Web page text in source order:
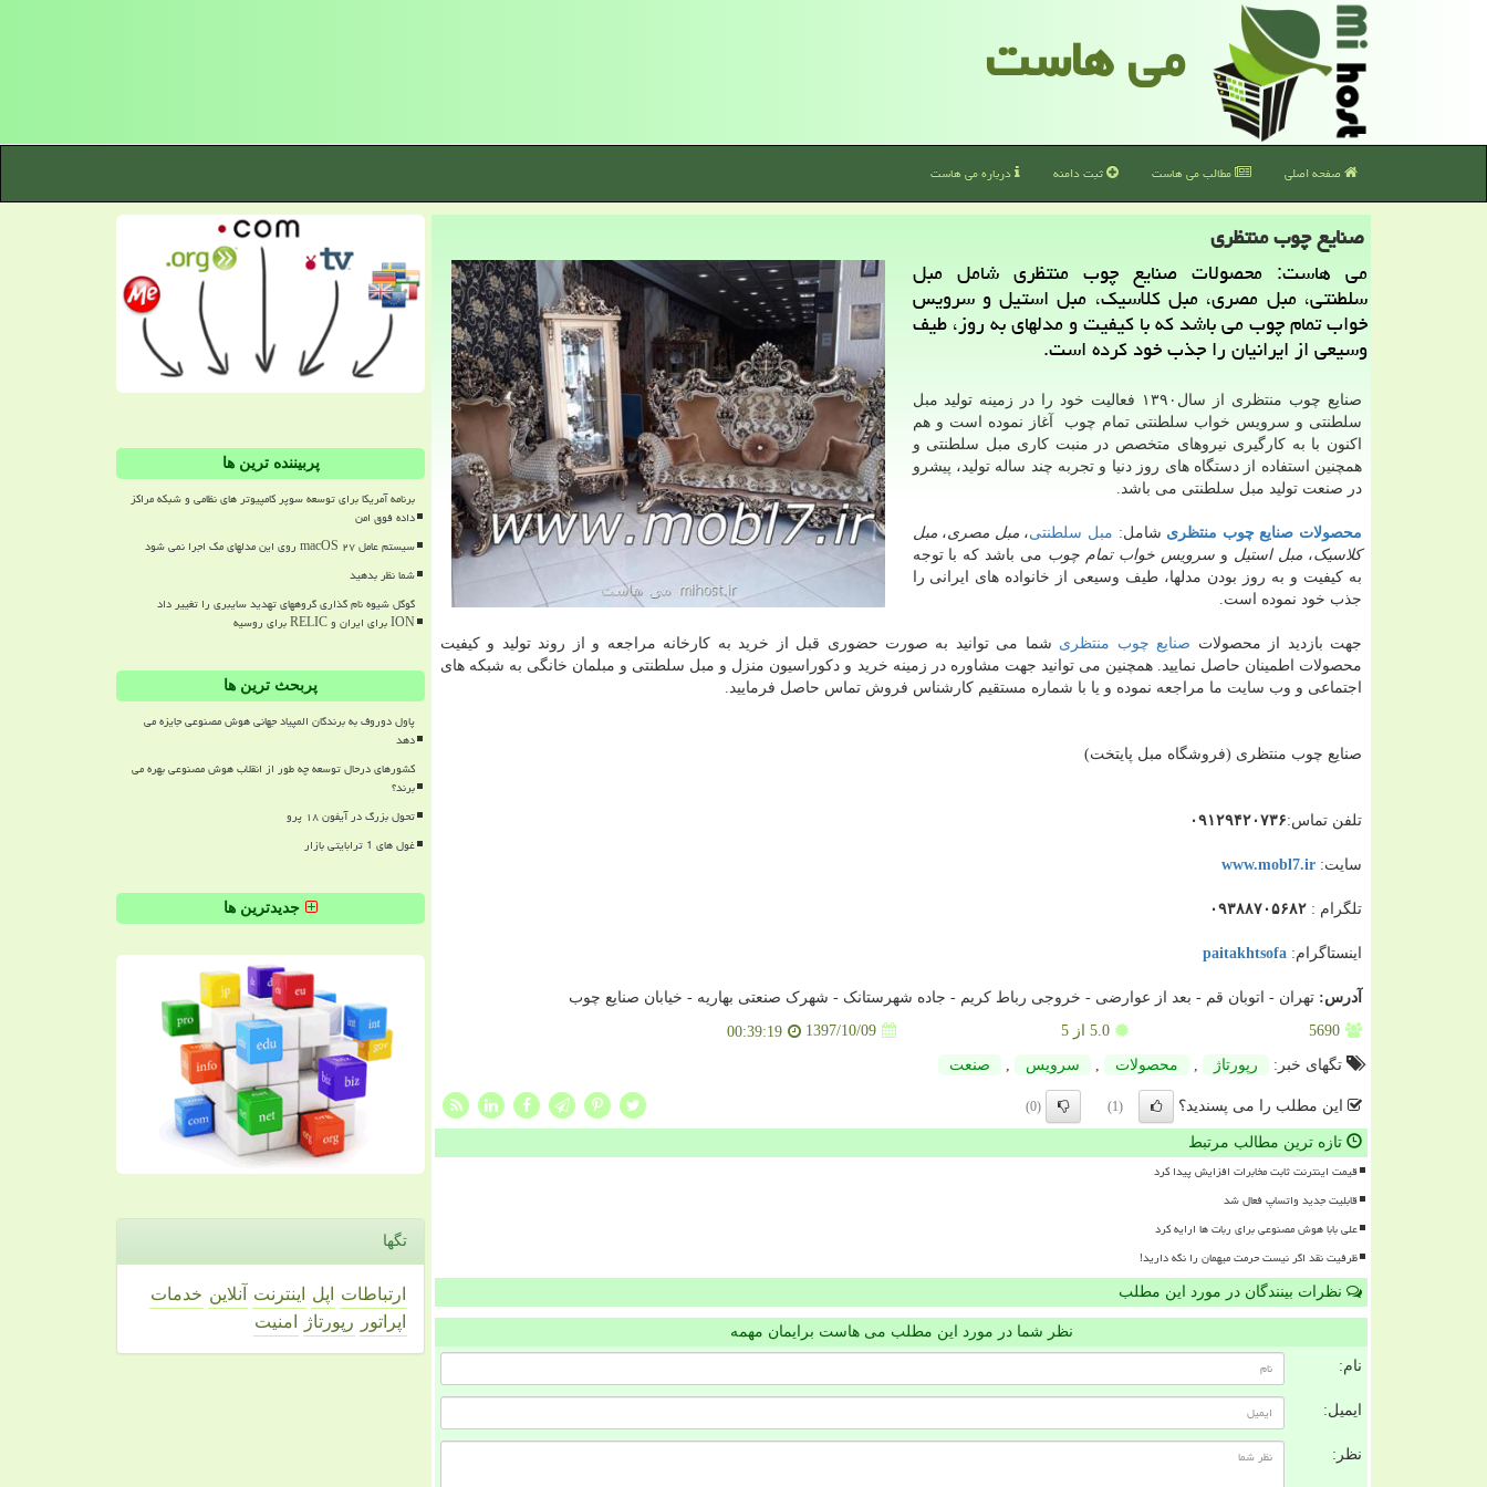
می هاست
صفحه اصلی مطالب می هاست ثبت دامنه درباره می هاست
صنایع چوب منتظری
می هاست: محصولات صنایع چوب منتظری شامل مبل
سلطنتی، مبل مصری، مبل كلاسیك، مبل استیل و سرویس
خواب تمام چوب می باشد كه با كیفیت و مدلهای به روز، طیف
وسیعی از ایرانیان را جذب خود كرده است.
صنایع چوب منتظری از سال١٣٩٠ فعالیت خود را در زمینه تولید مبل
سلطنتی و سرویس خواب سلطنتی تمام چوب آغاز نموده است و هم
اکنون با به کارگیری نیروهای متخصص در منبت کاری مبل سلطنتی و
همچنین استفاده از دستگاه های روز دنیا و تجربه چند ساله تولید، پیشرو
در صنعت تولید مبل سلطنتی می باشد.
محصولات صنایع چوب منتظری شامل: مبل سلطنتی،مبل مصری،مبل
کلاسیک، مبل استیل و سرویس خواب تمام چوب می باشد که با توجه
به کیفیت و به روز بودن مدلها، طیف وسیعی از خانواده های ایرانی را
جذب خود نموده است.
جهت بازدید از محصولات صنایع چوب منتظری شما می توانید به صورت حضوری قبل از خرید به کارخانه مراجعه و از روند تولید و کیفیت
محصولات اطمینان حاصل نمایید. همچنین می توانید جهت مشاوره در زمینه خرید و دکوراسیون منزل و مبل سلطنتی و مبلمان خانگی به شبکه های
اجتماعی و وب سایت ما مراجعه نموده و یا با شماره مستقیم کارشناس فروش تماس حاصل فرمایید.
صنایع چوب منتظری (فروشگاه مبل پایتخت)
تلفن تماس:۰۹۱۲۹۴۲۰۷۳۶
سایت: www.mobl7.ir
تلگرام : ۰۹۳۸۸۷۰۵۶۸۲
اینستاگرام: paitakhtsofa
آدرس: تهران - اتوبان قم - بعد از عوارضی - خروجی رباط کریم - جاده شهرستانک - شهرک صنعتی بهاریه - خیابان صنایع چوب
5690
5.0از 5 1397/10/09
00:39:19
تگهای خبر:
رپورتاژ محصولات سرویس صنعت
این مطلب را می پسندید؟ (1)
(0)
تازه ترین مطالب مرتبط
قیمت اینترنت ثابت مخابرات افزایش پیدا کرد
قابلیت جدید واتساپ فعال شد
علی بابا هوش مصنوعی برای ربات ها ارایه کرد
ظرفیت نقد اگر نیست حرمت میهمان را نگه دارید!
نظرات بینندگان در مورد این مطلب
نظر شما در مورد این مطلب می هاست برایمان مهمه
نام:
ایمیل:
نظر:
پربیننده ترین ها
برنامه آمریکا برای توسعه سوپر کامپیوتر های نظامی و شبکه مراکز
داده فوق امن
سیستم عامل macOS ۲۷ روی این مدلهای مک اجرا نمی شود
شما نظر بدهید
گوگل شیوه نام گذاری گروههای تهدید سایبری را تغییر داد
ION برای ایران و RELIC برای روسیه
پربحث ترین ها
پاول دوروف به برندگان المپیاد جهانی هوش مصنوعی جایزه می
دهد
کشورهای درحال توسعه چه طور از انقلاب هوش مصنوعی بهره می
برند؟
تحول بزرگ در آیفون ۱۸ پرو
غول های 1 ترابایتی بازار
جدیدترین ها
تگها
ارتباطات اپل اینترنت آنلاین خدمات
اپراتور
رپورتاژ امنیت